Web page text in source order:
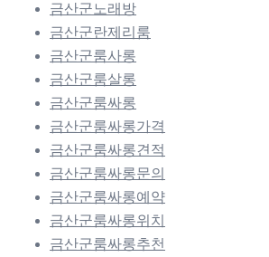
금산군노래방
금산군란제리룸
금산군룸사롱
금산군룸살롱
금산군룸싸롱
금산군룸싸롱가격
금산군룸싸롱견적
금산군룸싸롱문의
금산군룸싸롱예약
금산군룸싸롱위치
금산군룸싸롱추천